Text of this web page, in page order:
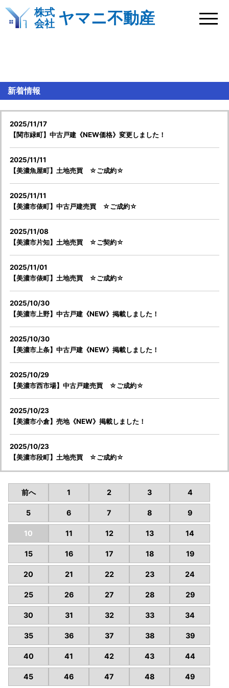
株式
会社 ヤマニ不動産
新着情報
2025/11/17
【関市緑町】中古戸建《NEW価格》変更しました！
2025/11/11
【美濃魚屋町】土地売買 ☆ご成約☆
2025/11/11
【美濃市俵町】中古戸建売買 ☆ご成約☆
2025/11/08
【美濃市片知】土地売買 ☆ご契約☆
2025/11/01
【美濃市俵町】土地売買 ☆ご成約☆
2025/10/30
【美濃市上野】中古戸建《NEW》掲載しました！
2025/10/30
【美濃市上条】中古戸建《NEW》掲載しました！
2025/10/29
【美濃市西市場】中古戸建売買 ☆ご成約☆
2025/10/23
【美濃市小倉】売地《NEW》掲載しました！
2025/10/23
【美濃市段町】土地売買 ☆ご成約☆
前へ 1 2 3 4
5 6 7 8 9
10 11 12 13 14
15 16 17 18 19
20 21 22 23 24
25 26 27 28 29
30 31 32 33 34
35 36 37 38 39
40 41 42 43 44
45 46 47 48 49